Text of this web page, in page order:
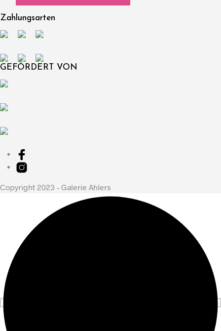
Zahlungsarten
GEFÖRDERT VON
Copyright 2023 - Galerie Ahlers